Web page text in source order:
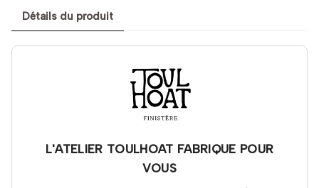
Détails du produit
L'ATELIER TOULHOAT FABRIQUE POUR
VOUS